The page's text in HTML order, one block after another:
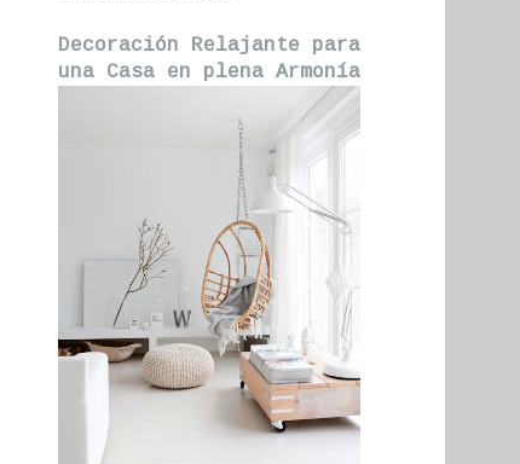
Decoración Relajante para
una Casa en plena Armonía